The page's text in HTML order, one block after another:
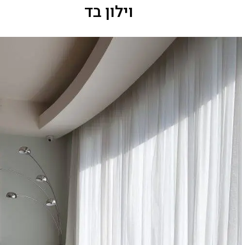
וילון בד